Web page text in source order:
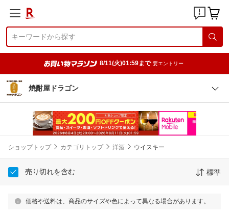
8/11(火)01:59まで 要エントリー
焼酎屋ドラゴン
ショップトップ カテゴリトップ 洋酒 ウイスキー
売り切れを含む 標準
価格や送料は、商品のサイズや色によって異なる場合があります。